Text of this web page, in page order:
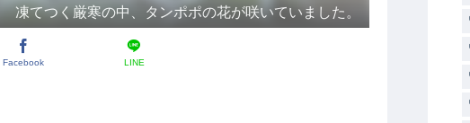
凍てつく厳寒の中、タンポポの花が咲いていました。
Facebook LINE